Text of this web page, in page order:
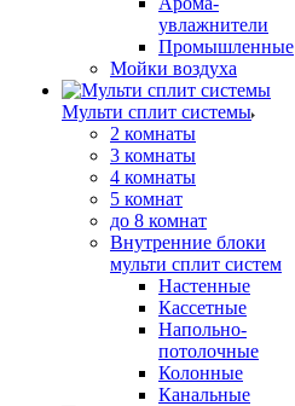
увлажнители
Промышленные
Мойки воздуха
Мульти сплит системы
2 комнаты
3 комнаты
4 комнаты
5 комнат
до 8 комнат
Внутренние блоки
мульти сплит систем
Настенные
Кассетные
Напольно-
потолочные
Колонные
Канальные